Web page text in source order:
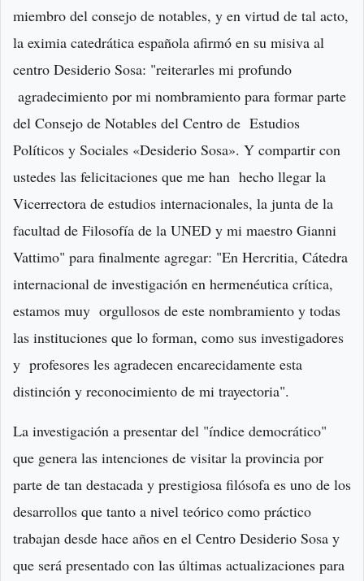
miembro del consejo de notables, y en virtud de tal acto,
la eximia catedrática española afirmó en su misiva al
centro Desiderio Sosa: "reiterarles mi profundo
agradecimiento por mi nombramiento para formar parte
del Consejo de Notables del Centro de Estudios
Políticos y Sociales «Desiderio Sosa». Y compartir con
ustedes las felicitaciones que me han hecho llegar la
Vicerrectora de estudios internacionales, la junta de la
facultad de Filosofía de la UNED y mi maestro Gianni
Vattimo" para finalmente agregar: "En Hercritia, Cátedra
internacional de investigación en hermenéutica crítica,
estamos muy orgullosos de este nombramiento y todas
las instituciones que lo forman, como sus investigadores
y profesores les agradecen encarecidamente esta
distinción y reconocimiento de mi trayectoria".
La investigación a presentar del "índice democrático"
que genera las intenciones de visitar la provincia por
parte de tan destacada y prestigiosa filósofa es uno de los
desarrollos que tanto a nivel teórico como práctico
trabajan desde hace años en el Centro Desiderio Sosa y
que será presentado con las últimas actualizaciones para